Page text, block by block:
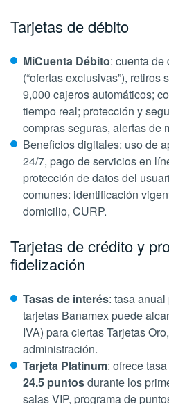
Tarjetas de débito
MiCuenta Débito: cuenta
(“ofertas exclusivas”),
9,000 cajeros automáticos;
tiempo real; protección y
compras seguras, alertas de
Beneficios digitales: uso de
24/7, pago de servicios en
protección de datos del
comunes: identificación
domicilio, CURP.
Tarjetas de crédito y
fidelización
Tasas de interés: tasa
tarjetas Banamex puede
IVA) para ciertas Tarjetas
administración.
Tarjeta Platinum: ofrece
24.5 puntosdurante los
salas VIP, programa de